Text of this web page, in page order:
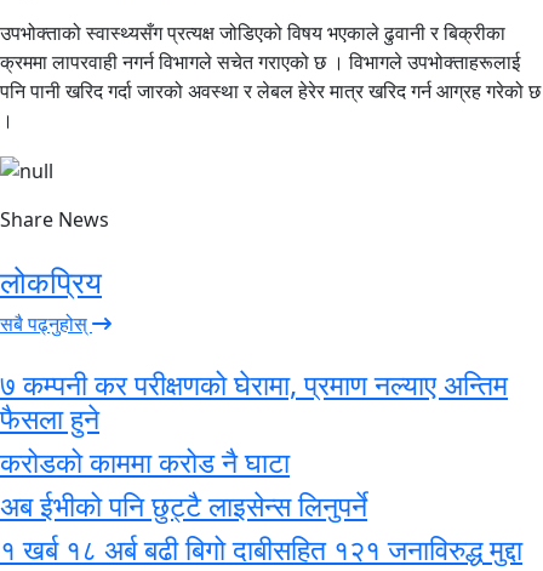
उपभोक्ताको स्वास्थ्यसँग प्रत्यक्ष जोडिएको विषय भएकाले ढुवानी र बिक्रीका
क्रममा लापरवाही नगर्न विभागले सचेत गराएको छ । विभागले उपभोक्ताहरूलाई
पनि पानी खरिद गर्दा जारको अवस्था र लेबल हेरेर मात्र खरिद गर्न आग्रह गरेको छ
।
Share News
लोकप्रिय
सबै पढ्नुहोस्
७ कम्पनी कर परीक्षणको घेरामा, प्रमाण नल्याए अन्तिम
फैसला हुने
करोडको काममा करोड नै घाटा
अब ईभीको पनि छुट्टै लाइसेन्स लिनुपर्ने
१ खर्ब १८ अर्ब बढी बिगो दाबीसहित १२१ जनाविरुद्ध मुद्दा